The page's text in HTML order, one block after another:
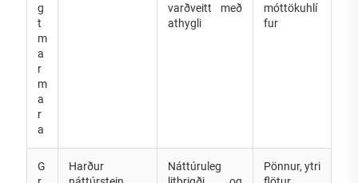
g
t
m
a
r
m
a
r
a
varðveitt með
athygli
móttökuhlí
fur
G
Harður
Náttúruleg
Pönnur, ytri